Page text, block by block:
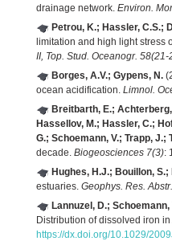
drainage network. Environ.
Petrou, K.; Hassler, C.S.;
limitation and high light stress
II, Top. Stud. Oceanogr. 58(21-
Borges, A.V.; Gypens, N.
ocean acidification. Limnol.
Breitbarth, E.;
Hassellov, M.; Hassler, C.;
G.; Schoemann, V.; Trapp, J.;
decade. Biogeosciences 7(3):
Hughes, H.J.; Bouillon,
estuaries. Geophys. Res.
Lannuzel, D.;
Distribution of dissolved iron
https://dx.doi.org/10.1029/